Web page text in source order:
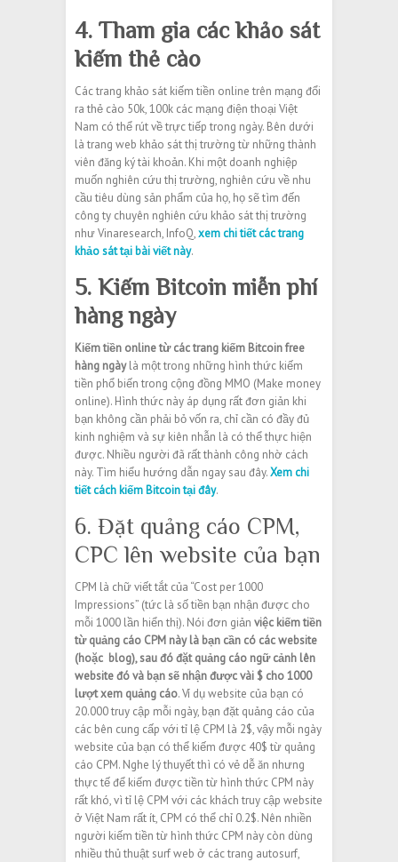
4. Tham gia các khảo sát
kiếm thẻ cào
Các trang khảo sát kiếm tiền online trên mạng đổi
ra thẻ cào 50k, 100k các mạng điện thoại Việt
Nam có thể rút về trực tiếp trong ngày. Bên dưới
là trang web khảo sát thị trường từ những thành
viên đăng ký tài khoản. Khi một doanh nghiệp
muốn nghiên cứu thị trường, nghiên cứu về nhu
cầu tiêu dùng sản phẩm của họ, họ sẽ tìm đến
công ty chuyên nghiên cứu khảo sát thị trường
như Vinaresearch, InfoQ,xem chi tiết các trang
khảo sát tại bài viết này.
5. Kiếm Bitcoin miễn phí
hàng ngày
Kiếm tiền online từ các trang kiếm Bitcoin free
hàng ngàylà một trong những hình thức kiếm
tiền phổ biến trong cộng đồng MMO (Make money
online). Hình thức này áp dụng rất đơn giản khi
bạn không cần phải bỏ vốn ra, chỉ cần có đầy đủ
kinh nghiệm và sự kiên nhẫn là có thể thực hiện
được. Nhiều người đã rất thành công nhờ cách
này. Tìm hiểu hướng dẫn ngay sau đây.Xem chi
tiết cách kiếm Bitcoin tại đây.
6. Đặt quảng cáo CPM,
CPC lên website của bạn
CPM là chữ viết tắt của “Cost per 1000
Impressions” (tức là số tiền bạn nhận được cho
mỗi 1000 lần hiển thị). Nói đơn giản việc kiếm tiền
từ quảng cáo CPM này là bạn cần có các website
(hoặc blog), sau đó đặt quảng cáo ngữ cảnh lên
website đó và bạn sẽ nhận được vài $ cho 1000
lượt xem quảng cáo. Ví dụ website của bạn có
20.000 truy cập mỗi ngày, bạn đặt quảng cáo của
các bên cung cấp với tỉ lệ CPM là 2$, vậy mỗi ngày
website của bạn có thể kiếm được 40$ từ quảng
cáo CPM. Nghe lý thuyết thì có vẻ dễ ăn nhưng
thực tế để kiếm được tiền từ hình thức CPM này
rất khó, vì tỉ lệ CPM với các khách truy cập website
ở Việt Nam rất ít, CPM có thể chỉ 0.2$. Nên nhiền
người kiếm tiền từ hình thức CPM này còn dùng
nhiều thủ thuật surf web ở các trang autosurf,